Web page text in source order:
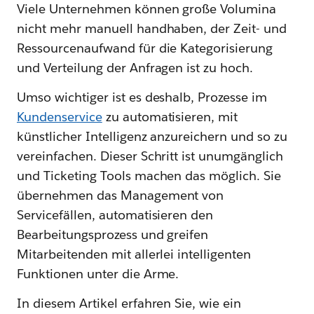
Viele Unternehmen können große Volumina
nicht mehr manuell handhaben, der Zeit- und
Ressourcenaufwand für die Kategorisierung
und Verteilung der Anfragen ist zu hoch.
Umso wichtiger ist es deshalb, Prozesse im
Kundenservicezu automatisieren, mit
künstlicher Intelligenz anzureichern und so zu
vereinfachen. Dieser Schritt ist unumgänglich
und Ticketing Tools machen das möglich. Sie
übernehmen das Management von
Servicefällen, automatisieren den
Bearbeitungsprozess und greifen
Mitarbeitenden mit allerlei intelligenten
Funktionen unter die Arme.
In diesem Artikel erfahren Sie, wie ein